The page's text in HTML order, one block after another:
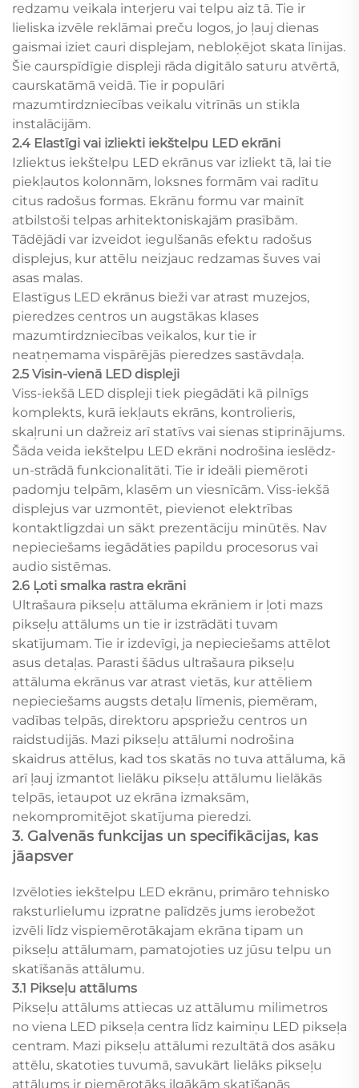
redzamu veikala interjeru vai telpu aiz tā. Tie ir
lieliska izvēle reklāmai preču logos, jo ļauj dienas
gaismai iziet cauri displejam, nebloķējot skata līnijas.
Šie caurspīdīgie displeji rāda digitālo saturu atvērtā,
caurskatāmā veidā. Tie ir populāri
mazumtirdzniecības veikalu vitrīnās un stikla
instalācijām.
2.4 Elastīgi vai izliekti iekštelpu LED ekrāni
Izliektus iekštelpu LED ekrānus var izliekt tā, lai tie
piekļautos kolonnām, loksnes formām vai radītu
citus radošus formas. Ekrānu formu var mainīt
atbilstoši telpas arhitektoniskajām prasībām.
Tādējādi var izveidot iegulšanās efektu radošus
displejus, kur attēlu neizjauc redzamas šuves vai
asas malas.
Elastīgus LED ekrānus bieži var atrast muzejos,
pieredzes centros un augstākas klases
mazumtirdzniecības veikalos, kur tie ir
neatņemama vispārējās pieredzes sastāvdaļa.
2.5 Visin-vienā LED displeji
Viss-iekšā LED displeji tiek piegādāti kā pilnīgs
komplekts, kurā iekļauts ekrāns, kontrolieris,
skaļruni un dažreiz arī statīvs vai sienas stiprinājums.
Šāda veida iekštelpu LED ekrāni nodrošina ieslēdz-
un-strādā funkcionalitāti. Tie ir ideāli piemēroti
padomju telpām, klasēm un viesnīcām. Viss-iekšā
displejus var uzmontēt, pievienot elektrības
kontaktligzdai un sākt prezentāciju minūtēs. Nav
nepieciešams iegādāties papildu procesorus vai
audio sistēmas.
2.6 Ļoti smalka rastra ekrāni
Ultrašaura pikseļu attāluma ekrāniem ir ļoti mazs
pikseļu attālums un tie ir izstrādāti tuvam
skatījumam. Tie ir izdevīgi, ja nepieciešams attēlot
asus detaļas. Parasti šādus ultrašaura pikseļu
attāluma ekrānus var atrast vietās, kur attēliem
nepieciešams augsts detaļu līmenis, piemēram,
vadības telpās, direktoru apspriežu centros un
raidstudijās. Mazi pikseļu attālumi nodrošina
skaidrus attēlus, kad tos skatās no tuva attāluma, kā
arī ļauj izmantot lielāku pikseļu attālumu lielākās
telpās, ietaupot uz ekrāna izmaksām,
nekompromitējot skatījuma pieredzi.
3. Galvenās funkcijas un specifikācijas, kas
jāapsver
Izvēloties iekštelpu LED ekrānu, primāro tehnisko
raksturlielumu izpratne palīdzēs jums ierobežot
izvēli līdz vispiemērotākajam ekrāna tipam un
pikseļu attālumam, pamatojoties uz jūsu telpu un
skatīšanās attālumu.
3.1 Pikseļu attālums
Pikseļu attālums attiecas uz attālumu milimetros
no viena LED pikseļa centra līdz kaimiņu LED pikseļa
centram. Mazi pikseļu attālumi rezultātā dos asāku
attēlu, skatoties tuvumā, savukārt lielāks pikseļu
attālums ir piemērotāks ilgākām skatīšanās